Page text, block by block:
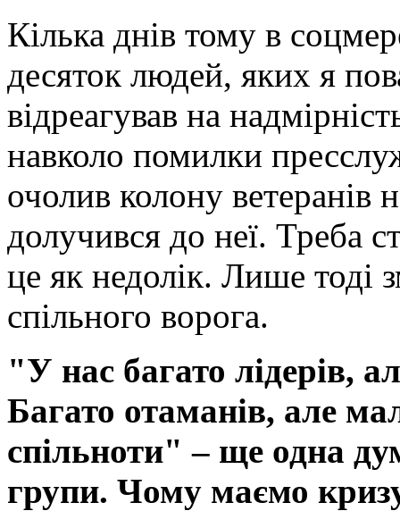
Кілька днів тому в
десяток людей, яких я
відреагував на
навколо помилки
очолив колону ветеранів
долучився до неї. Треба
це як недолік. Лише тоді
спільного ворога.
"У нас багато лідерів,
Багато отаманів, але
спільноти" – ще одна
групи. Чому маємо